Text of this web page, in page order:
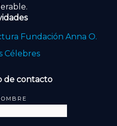
Fundación Anna O.
Célebres
de contacto